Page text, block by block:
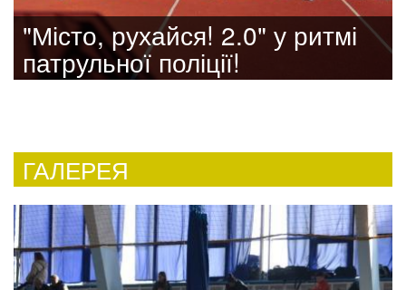
"Місто, рухайся! 2.0" у ритмі
патрульної поліції!
ГАЛЕРЕЯ